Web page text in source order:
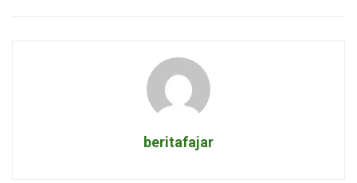
beritafajar